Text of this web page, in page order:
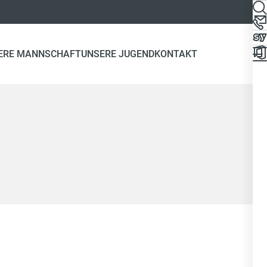
MANNSCHAFTUNSERE JUGENDKONTAKT